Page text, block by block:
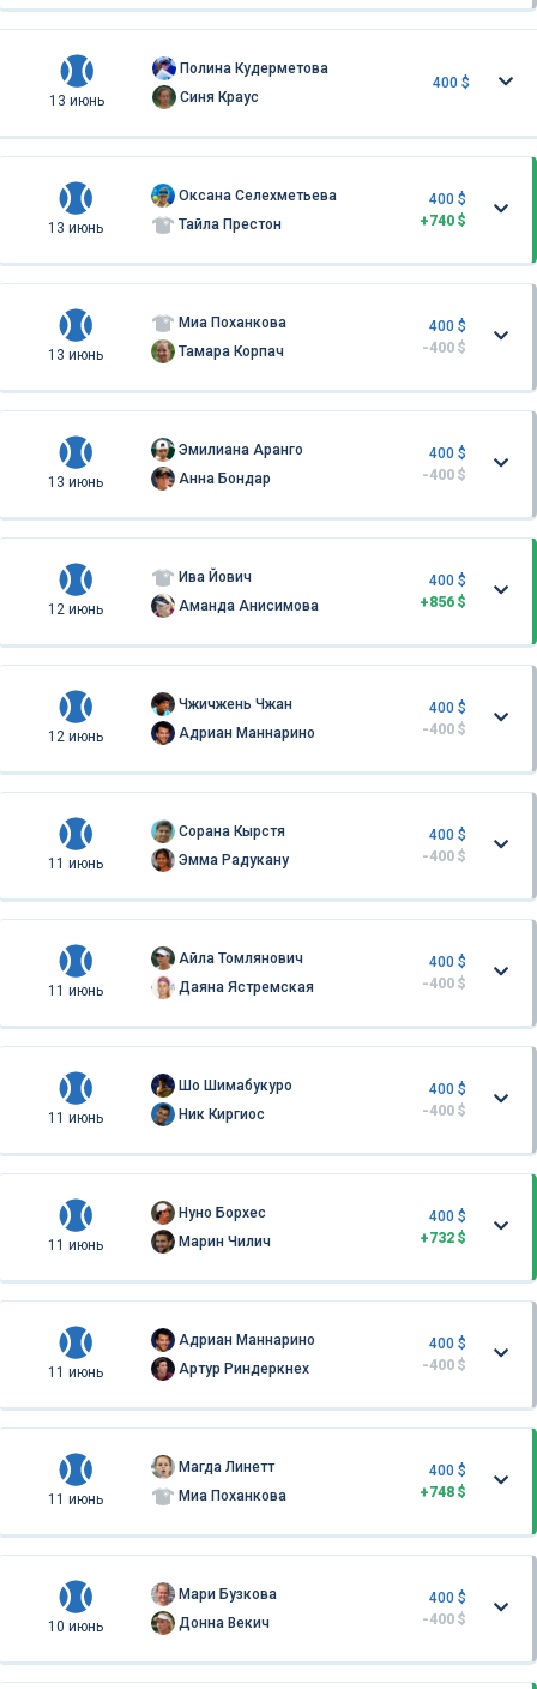
13 июнь
Полина Кудерметова
Синя Краус
400 $
13 июнь
Оксана Селехметьева
Тайла Престон
400 $
+740 $
13 июнь
Миа Поханкова
Тамара Корпач
400 $
-400 $
13 июнь
Эмилиана Аранго
Анна Бондар
400 $
-400 $
12 июнь
Ива Йович
Аманда Анисимова
400 $
+856 $
12 июнь
Чжичжень Чжан
Адриан Маннарино
400 $
-400 $
11 июнь
Сорана Кырстя
Эмма Радукану
400 $
-400 $
11 июнь
Айла Томлянович
Даяна Ястремская
400 $
-400 $
11 июнь
Шо Шимабукуро
Ник Киргиос
400 $
-400 $
11 июнь
Нуно Борхес
Марин Чилич
400 $
+732 $
11 июнь
Адриан Маннарино
Артур Риндеркнех
400 $
-400 $
11 июнь
Магда Линетт
Миа Поханкова
400 $
+748 $
10 июнь
Мари Бузкова
Донна Векич
400 $
-400 $